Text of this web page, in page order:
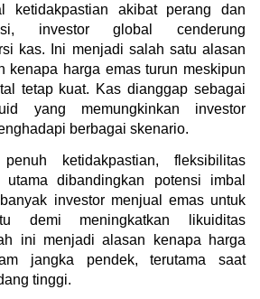
ketidakpastian akibat perang dan
investor global cenderung
kas. Ini menjadi salah satu alasan
kenapa harga emas turun meskipun
tetap kuat. Kas dianggap sebagai
yang memungkinkan investor
berbagai skenario.
ketidakpastian, fleksibilitas
utama dibandingkan potensi imbal
investor menjual emas untuk
demi meningkatkan likuiditas
ini menjadi alasan kenapa harga
jangka pendek, terutama saat
tinggi.